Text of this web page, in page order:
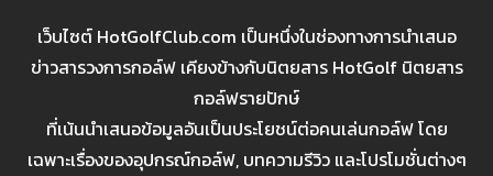
เว็บไซต์ HotGolfClub.com เป็นหนึ่งในช่องทางการนำเสนอ
ข่าวสารวงการกอล์ฟ เคียงข้างกับนิตยสาร HotGolf นิตยสาร
กอล์ฟรายปักษ์
ที่เน้นนำเสนอข้อมูลอันเป็นประโยชน์ต่อคนเล่นกอล์ฟ โดย
เฉพาะเรื่องของอุปกรณ์กอล์ฟ, บทความรีวิว และโปรโมชั่นต่างๆ